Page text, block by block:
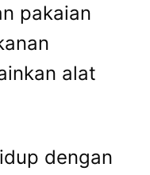
pakaian
alat
dengan